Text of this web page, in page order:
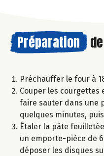
Préparation
Préchauffer le four à
Couper les courgettes
faire sauter dans une
quelques minutes,
Étaler la pâte
un emporte-pièce de
déposer les disques